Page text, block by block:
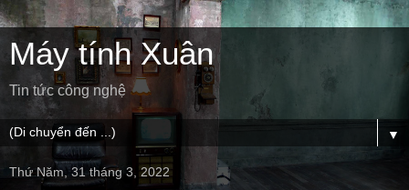
Máy tính Xuân
Tin tức công nghệ
▼
Thứ Năm, 31 tháng 3, 2022